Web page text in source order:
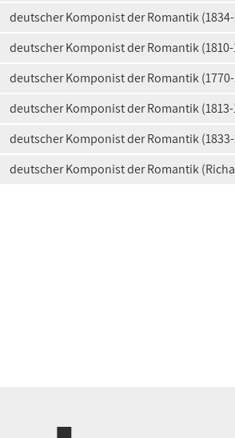
deutscher Komponist der Romantik
deutscher Komponist der Romantik (1810-
deutscher Komponist der Romantik
deutscher Komponist der Romantik (1813-
deutscher Komponist der Romantik
deutscher Komponist der Romantik